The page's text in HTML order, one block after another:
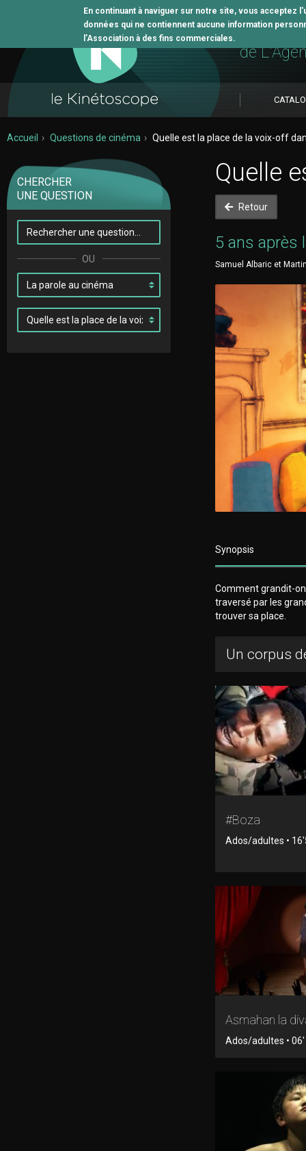
En continuant à naviguer sur notre site, vous
données qui ne contiennent aucune information
l’Association à des fins commerciales. L'outil
de
Accueil Questions de cinéma Quelle est la place de la voix-off
CHERCHER
UNE QUESTION
Quelle
Retour
5 ans après
Samuel Albaric et
Synopsis
Comment grandit-
traversé par les
trouver sa place.
Un corpus
#Boza
Ados/adultes •
Asmahan la
Ados/adultes •